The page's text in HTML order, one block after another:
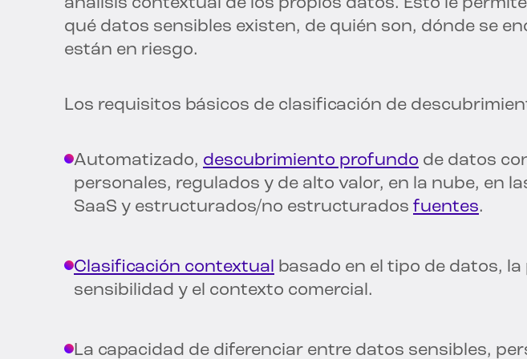
qué datos sensibles existen, de quién son, dónde se
están en riesgo.
Los requisitos básicos de clasificación de
Automatizado, descubrimiento profundo de datos
personales, regulados y de alto valor, en la nube, en
SaaS y estructurados/no estructurados fuentes.
Clasificación contextual basado en el tipo de datos, la
sensibilidad y el contexto comercial.
La capacidad de diferenciar entre datos sensibles,